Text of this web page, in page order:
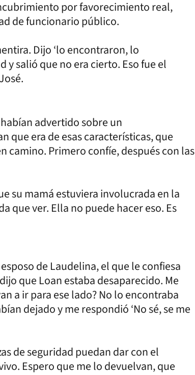
por favorecimiento real,
de funcionario público.
Dijo ‘lo encontraron, lo
y salió que no era cierto. Eso fue el
advertido sobre un
que era de esas características, que
camino. Primero confíe, después con las
su mamá estuviera involucrada en la
que ver. Ella no puede hacer eso. Es
de Laudelina, el que le confiesa
que Loan estaba desaparecido. Me
a ir para ese lado? No lo encontraba
dejado y me respondió ‘No sé, se me
de seguridad puedan dar con el
Espero que me lo devuelvan, que